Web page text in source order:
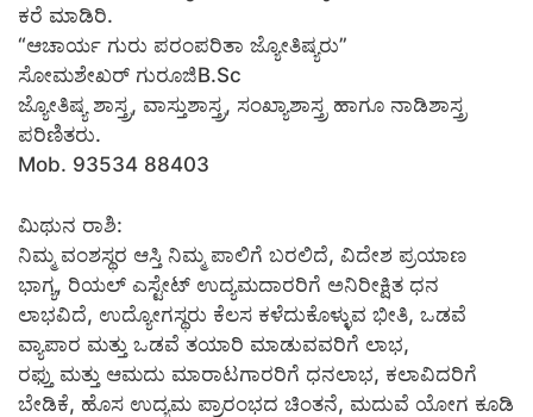
ಕರೆ ಮಾಡಿರಿ.
“ಆಚಾರ್ಯ ಗುರು ಪರಂಪರಿತಾ ಜ್ಯೋತಿಷ್ಯರು”
ಸೋಮಶೇಖರ್ ಗುರೂಜಿB.Sc
ಜ್ಯೋತಿಷ್ಯ ಶಾಸ್ತ್ರ, ವಾಸ್ತುಶಾಸ್ತ್ರ, ಸಂಖ್ಯಾಶಾಸ್ತ್ರ ಹಾಗೂ ನಾಡಿಶಾಸ್ತ್ರ
ಪರಿಣಿತರು.
Mob. 93534 88403
ಮಿಥುನ ರಾಶಿ:
ನಿಮ್ಮ ವಂಶಸ್ಥರ ಆಸ್ತಿ ನಿಮ್ಮ ಪಾಲಿಗೆ ಬರಲಿದೆ, ವಿದೇಶ ಪ್ರಯಾಣ
ಭಾಗ್ಯ, ರಿಯಲ್ ಎಸ್ಟೇಟ್ ಉದ್ಯಮದಾರರಿಗೆ ಅನಿರೀಕ್ಷಿತ ಧನ
ಲಾಭವಿದೆ, ಉದ್ಯೋಗಸ್ಥರು ಕೆಲಸ ಕಳೆದುಕೊಳ್ಳುವ ಭೀತಿ, ಒಡವೆ
ವ್ಯಾಪಾರ ಮತ್ತು ಒಡವೆ ತಯಾರಿ ಮಾಡುವವರಿಗೆ ಲಾಭ,
ರಫ್ತು ಮತ್ತು ಆಮದು ಮಾರಾಟಗಾರರಿಗೆ ಧನಲಾಭ, ಕಲಾವಿದರಿಗೆ
ಬೇಡಿಕೆ, ಹೊಸ ಉದ್ಯಮ ಪ್ರಾರಂಭದ ಚಿಂತನೆ, ಮದುವೆ ಯೋಗ ಕೂಡಿ